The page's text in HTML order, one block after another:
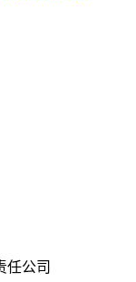
任公司